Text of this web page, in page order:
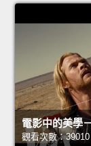
電影中的美學
觀看次數：